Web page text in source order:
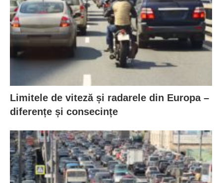
Limitele de viteză și radarele din Europa –
diferențe și consecințe